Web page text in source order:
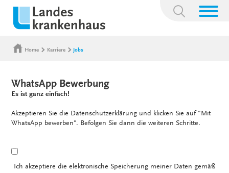
Suchbegriff:
Home Karriere Jobs
WhatsApp Bewerbung
Es ist ganz einfach!
Akzeptieren Sie die Datenschutzerklärung und klicken Sie auf "Mit
WhatsApp bewerben". Befolgen Sie dann die weiteren Schritte.
Ich akzeptiere die elektronische Speicherung meiner Daten gemäß